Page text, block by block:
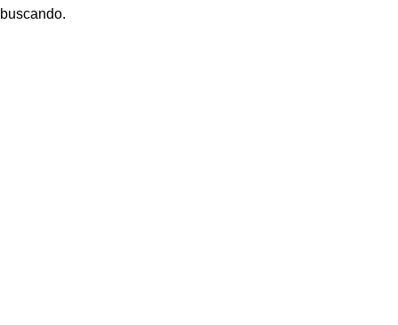
buscando.